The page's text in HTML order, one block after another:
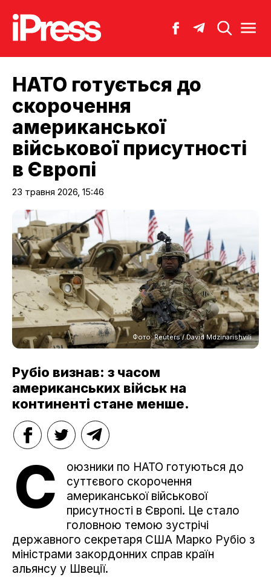
НАТО готується до
скорочення
американської
військової присутності
в Європі
23 травня 2026, 15:46
Фото: Reuters / David Mdzinarishvili
Рубіо визнав: з часом
американських військ на
континенті стане менше.
С
оюзники по НАТО готуються до
суттєвого скорочення
американської військової
присутності в Європі. Це стало
головною темою зустрічі
державного секретаря США Марко Рубіо з
міністрами закордонних справ країн
альянсу у Швеції.